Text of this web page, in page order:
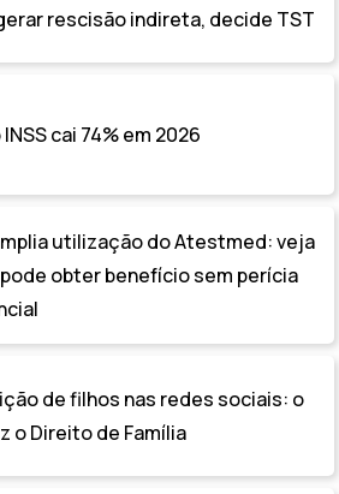
rescisão indireta, decide TST
INSS cai 74% em 2026
utilização do Atestmed: veja
obter benefício sem perícia
de filhos nas redes sociais: o
o Direito de Família